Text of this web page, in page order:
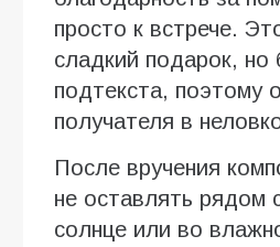
просто к встрече.
сладкий подарок, но
подтекста, поэтому
получателя в
После вручения
не оставлять рядом
солнце или во